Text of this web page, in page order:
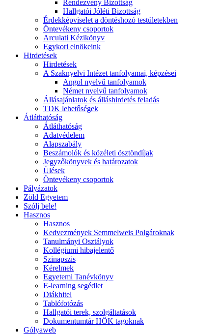
Rendezvény Bizottság
Hallgatói Jóléti Bizottság
Érdekképviselet a döntéshozó testületekben
Öntevékeny csoportok
Arculati Kézikönyv
Egykori elnökeink
Hirdetések
Hirdetések
A Szaknyelvi Intézet tanfolyamai, képzései
Angol nyelvű tanfolyamok
Német nyelvű tanfolyamok
Állásajánlatok és álláshirdetés feladás
TDK lehetőségek
Átláthatóság
Átláthatóság
Adatvédelem
Alapszabály
Beszámolók és közéleti ösztöndíjak
Jegyzőkönyvek és határozatok
Ülések
Öntevékeny csoportok
Pályázatok
Zöld Egyetem
Szólj bele!
Hasznos
Hasznos
Kedvezmények Semmelweis Polgároknak
Tanulmányi Osztályok
Kollégiumi hibajelentő
Szinapszis
Kérelmek
Egyetemi Tanévkönyv
E-learning segédlet
Diákhitel
Tablófotózás
Hallgatói terek, szolgáltatások
Dokumentumtár HÖK tagoknak
Gólyaweb